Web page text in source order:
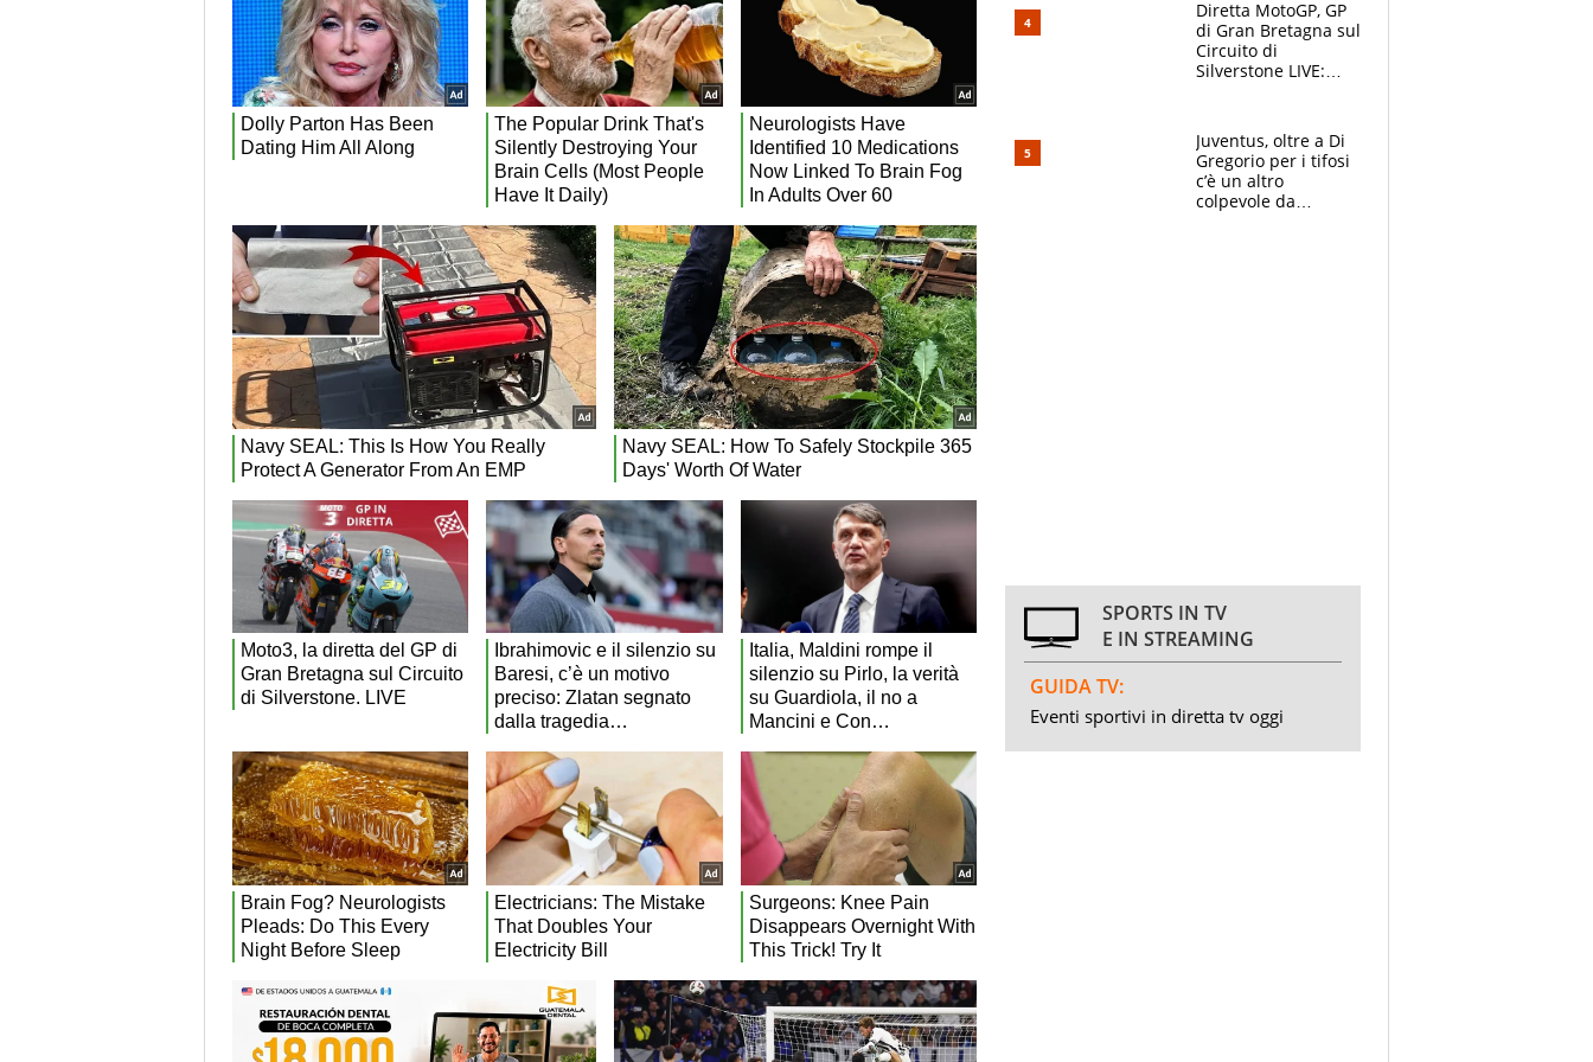
Diretta MotoGP, GP
di Gran Bretagna sul
Circuito di
Silverstone LIVE:
un Bezzecchi
stremato
Juventus, oltre a Di
Gregorio per i tifosi
c’è un altro
colpevole da
SPORTS IN TV
E IN STREAMING
GUIDA TV:
Eventi sportivi in diretta tv oggi